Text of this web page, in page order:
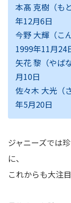
本髙 克樹（
年12月6日
今野 大輝（こ
1999年11月24
矢花 黎（やば
月10日
佐々木 大光（
年5月20日
ジャニーズでは
に、
これからも大注